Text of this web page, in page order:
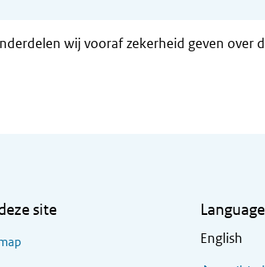
wij vooraf zekerheid geven over
site Language
English